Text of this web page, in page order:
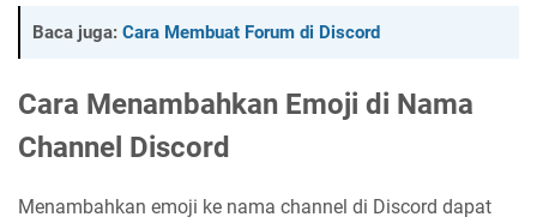
Baca juga: Cara Membuat Forum di Discord
Cara Menambahkan Emoji di Nama
Channel Discord
Menambahkan emoji ke nama channel di Discord dapat